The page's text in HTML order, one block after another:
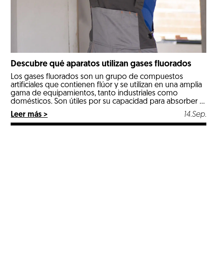
Descubre qué aparatos utilizan gases fluorados
Los gases fluorados son un grupo de compuestos
artificiales que contienen flúor y se utilizan en una amplia
gama de equipamientos, tanto industriales como
domésticos. Son útiles por su capacidad para absorber y
transferir calor, lo que los hace esenciales en sistemas de
refrigeración y aire acondicionado, o en bombas de
calor. 3 sistemas industriales […]
Leer más > 14.Sep.